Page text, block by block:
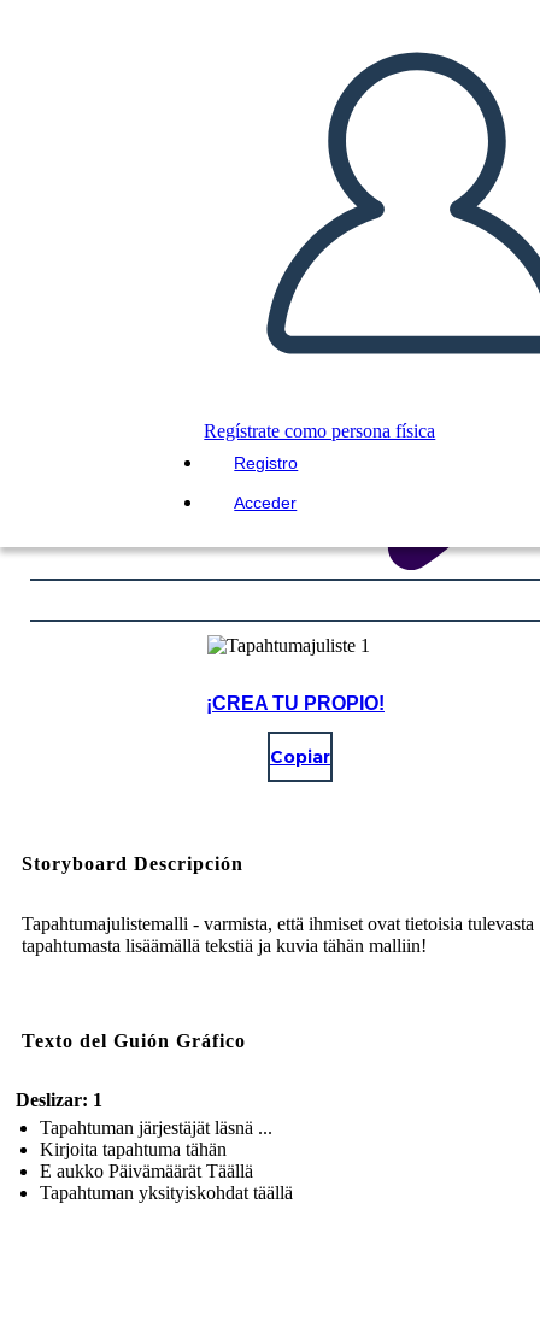
Regístrate como persona física
Registro
Acceder
LEERME
¡CREA TU PROPIO!
Copiar
Storyboard Descripción
Tapahtumajulistemalli - varmista, että ihmiset ovat tietoisia tulevasta
tapahtumasta lisäämällä tekstiä ja kuvia tähän malliin!
Texto del Guión Gráfico
Deslizar: 1
Tapahtuman järjestäjät läsnä ...
Kirjoita tapahtuma tähän
E aukko Päivämäärät Täällä
Tapahtuman yksityiskohdat täällä